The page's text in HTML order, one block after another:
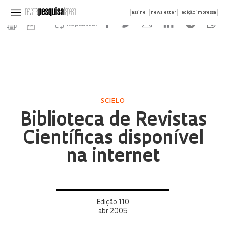
assine newsletter edição impressa
Republicar
SCIELO
Biblioteca de Revistas
Científicas disponível
na internet
Edição 110
abr 2005